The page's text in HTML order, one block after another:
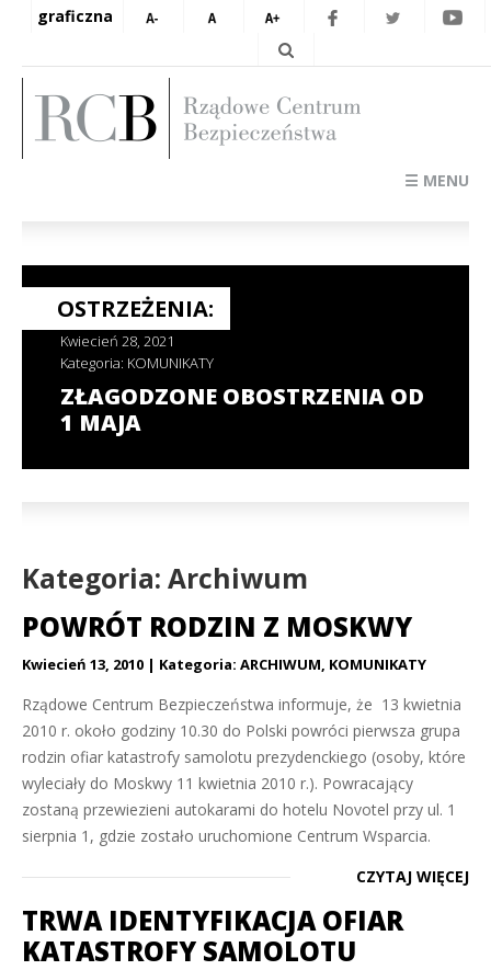
graficzna
☰ MENU
OSTRZEŻENIA:
Kwiecień 28, 2021
Kategoria: KOMUNIKATY
ZŁAGODZONE OBOSTRZENIA OD
1 MAJA
Kategoria: Archiwum
POWRÓT RODZIN Z MOSKWY
Kwiecień 13, 2010 Kategoria: ARCHIWUM, KOMUNIKATY
Rządowe Centrum Bezpieczeństwa informuje, że 13 kwietnia
2010 r. około godziny 10.30 do Polski powróci pierwsza grupa
rodzin ofiar katastrofy samolotu prezydenckiego (osoby, które
wyleciały do Moskwy 11 kwietnia 2010 r.). Powracający
zostaną przewiezieni autokarami do hotelu Novotel przy ul. 1
sierpnia 1, gdzie zostało uruchomione Centrum Wsparcia.
CZYTAJ WIĘCEJ
TRWA IDENTYFIKACJA OFIAR
KATASTROFY SAMOLOTU